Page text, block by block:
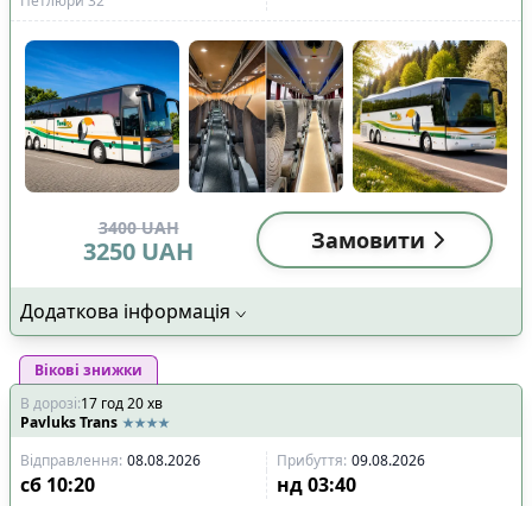
3400 UAH
3250 UAH Замовити
Додаткова інформація
Вікові знижки
В дорозі:17 год20хв
Pavluks Trans
Відправлення: 08.08.2026 Прибуття: 09.08.2026
сб 10:20 нд 03:40